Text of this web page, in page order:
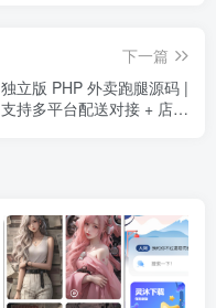
下一篇
独立版 PHP 外卖跑腿源码 |
支持多平台配送对接 + 店内